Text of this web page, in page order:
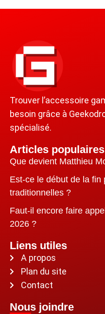
Trouver l’accessoire
besoin grâce à
spécialisé.
Articles populaires
Que devient Matthieu
Est-ce le début de la fin
traditionnelles ?
Faut-il encore faire
2026 ?
Liens utiles
A propos
Plan du site
Contact
Nous joindre